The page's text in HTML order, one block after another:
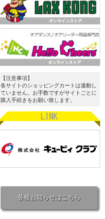
【注意事項】
各サイトのショッピングカートは連動し
ていません。お手数ですがサイトごとに
購入手続きをお願い致します。
各種お知らせはこちら